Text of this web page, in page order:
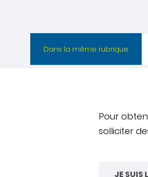
Dans la même rubrique
Pour
solliciter
JE SUIS